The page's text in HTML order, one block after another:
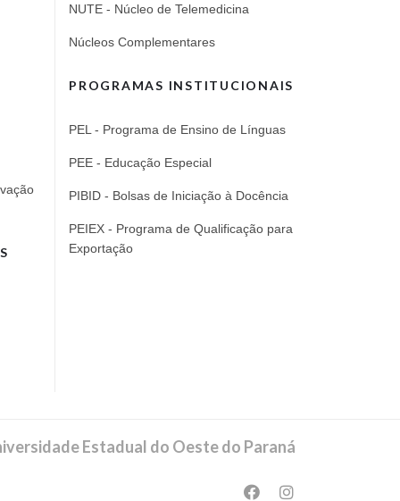
NUTE - Núcleo de Telemedicina
Núcleos Complementares
PROGRAMAS INSTITUCIONAIS
PEL - Programa de Ensino de Línguas
PEE - Educação Especial
PIBID - Bolsas de Iniciação à Docência
PEIEX - Programa de Qualificação para
Exportação
Estadual do Oeste do Paraná